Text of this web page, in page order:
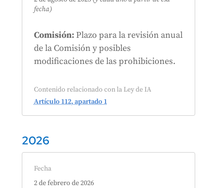
fecha)
Comisión:Plazo para la revisión anual
de la Comisión y posibles
modificaciones de las prohibiciones.
Contenido relacionado con la Ley de IA
Artículo 112, apartado 1
2026
Fecha
2 de febrero de 2026